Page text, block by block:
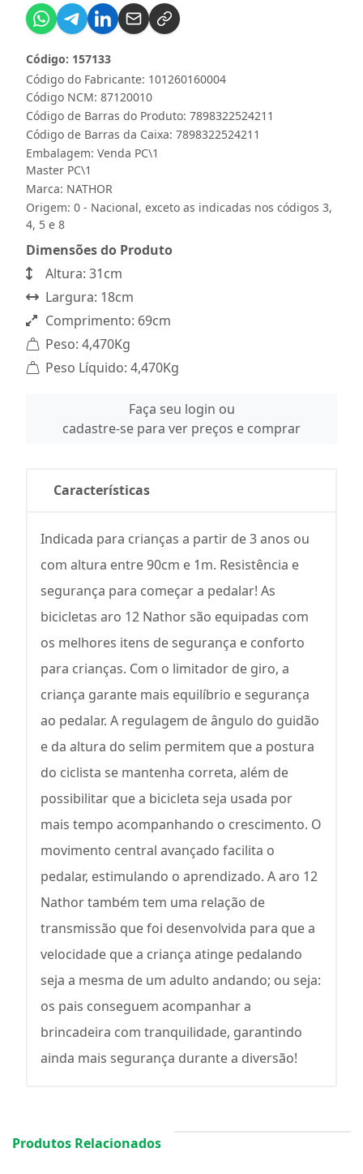
Código do Fabricante: 101260160004
Código: 157133
Código NCM: 87120010
Código de Barras do Produto: 7898322524211
Código de Barras da Caixa: 7898322524211
Embalagem: Venda PC\1
Master PC\1
Marca: NATHOR
Origem: 0 - Nacional, exceto as indicadas nos códigos 3,
4, 5 e 8
Dimensões do Produto
Altura: 31cm
Largura: 18cm
Comprimento: 69cm
Peso: 4,470Kg
Peso Líquido: 4,470Kg
Faça seu login ou
cadastre-se para ver preços e comprar
Características
Indicada para crianças a partir de 3 anos ou
com altura entre 90cm e 1m. Resistência e
segurança para começar a pedalar! As
bicicletas aro 12 Nathor são equipadas com
os melhores itens de segurança e conforto
para crianças. Com o limitador de giro, a
criança garante mais equilíbrio e segurança
ao pedalar. A regulagem de ângulo do guidão
e da altura do selim permitem que a postura
do ciclista se mantenha correta, além de
possibilitar que a bicicleta seja usada por
mais tempo acompanhando o crescimento. O
movimento central avançado facilita o
pedalar, estimulando o aprendizado. A aro 12
Nathor também tem uma relação de
transmissão que foi desenvolvida para que a
velocidade que a criança atinge pedalando
seja a mesma de um adulto andando; ou seja:
os pais conseguem acompanhar a
brincadeira com tranquilidade, garantindo
ainda mais segurança durante a diversão!
Produtos Relacionados